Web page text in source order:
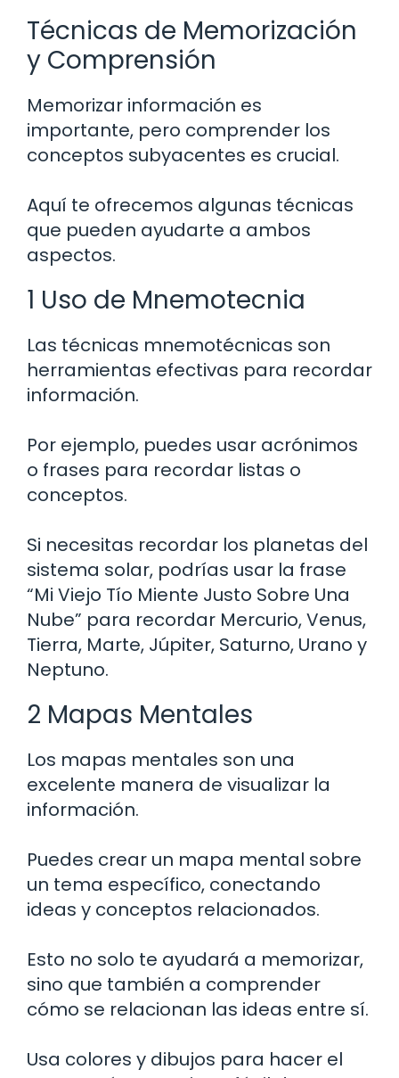
Técnicas de Memorización
y Comprensión
Memorizar información es
importante, pero comprender los
conceptos subyacentes es crucial.
Aquí te ofrecemos algunas técnicas
que pueden ayudarte a ambos
aspectos.
1 Uso de Mnemotecnia
Las técnicas mnemotécnicas son
herramientas efectivas para recordar
información.
Por ejemplo, puedes usar acrónimos
o frases para recordar listas o
conceptos.
Si necesitas recordar los planetas del
sistema solar, podrías usar la frase
“Mi Viejo Tío Miente Justo Sobre Una
Nube” para recordar Mercurio, Venus,
Tierra, Marte, Júpiter, Saturno, Urano y
Neptuno.
2 Mapas Mentales
Los mapas mentales son una
excelente manera de visualizar la
información.
Puedes crear un mapa mental sobre
un tema específico, conectando
ideas y conceptos relacionados.
Esto no solo te ayudará a memorizar,
sino que también a comprender
cómo se relacionan las ideas entre sí.
Usa colores y dibujos para hacer el